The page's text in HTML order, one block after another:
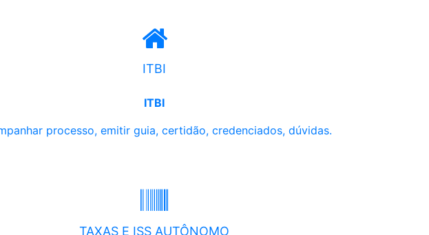
ITBI
ITBI
processo, emitir guia, certidão, credenciados, dúvidas.
TAXAS E ISS AUTÔNOMO